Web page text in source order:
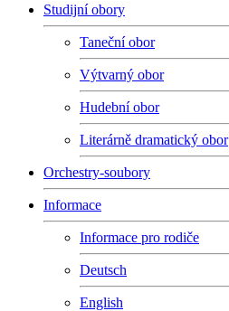
Studijní obory
Taneční obor
Výtvarný obor
Hudební obor
Literárně dramatický obor
Orchestry-soubory
Informace
Informace pro rodiče
Deutsch
English